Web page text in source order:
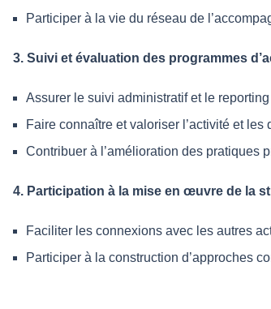
Participer à la vie du réseau de
3. Suivi et évaluation des programmes
Assurer le suivi administratif et le
Faire connaître et valoriser l’activité et les
Contribuer à l’amélioration des pratiques
4. Participation à la mise en œuvre de la
Faciliter les connexions avec les autres
Participer à la construction d’approches